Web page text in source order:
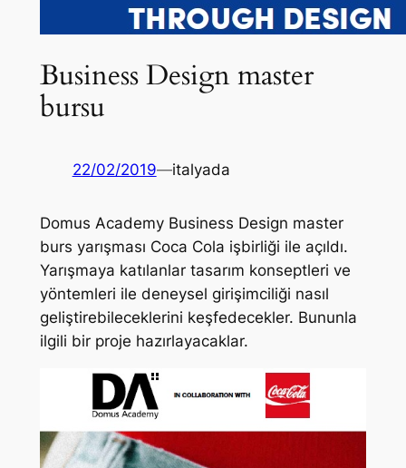
Business Design master
bursu
22/02/2019—italyada
Domus Academy Business Design master
burs yarışması Coca Cola işbirliği ile açıldı.
Yarışmaya katılanlar tasarım konseptleri ve
yöntemleri ile deneysel girişimciliği nasıl
geliştirebileceklerini keşfedecekler. Bununla
ilgili bir proje hazırlayacaklar.